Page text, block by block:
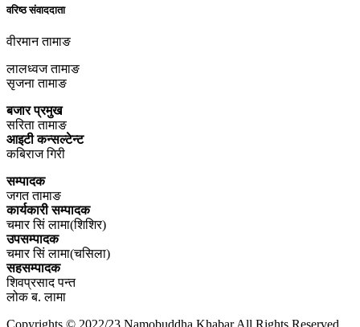
वरिष्ठ संवाददाता
वीरमान तामाङ
लालध्वज तामाङ
सृजना तामाङ
बजार प्रमुख
सरिता तामाङ
आइटी कन्सल्टेन्ट
कबिराज गिरी
सम्पादक
जगत तामाङ
कार्यकारी सम्पादक
चमार सिं लामा(शिशिर)
उपसम्पादक
चमार सिं लामा(चसिला)
सहसम्पादक
शिवप्रसाद पन्त
लोक ब. लामा
Copyrights © 2022/23 Namobuddha Khabar All Rights Reserved